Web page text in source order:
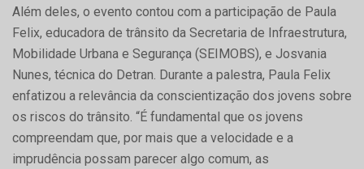
Além deles, o evento contou com a participação de Paula
Felix, educadora de trânsito da Secretaria de Infraestrutura,
Mobilidade Urbana e Segurança (SEIMOBS), e Josvania
Nunes, técnica do Detran. Durante a palestra, Paula Felix
enfatizou a relevância da conscientização dos jovens sobre
os riscos do trânsito. “É fundamental que os jovens
compreendam que, por mais que a velocidade e a
imprudência possam parecer algo comum, as